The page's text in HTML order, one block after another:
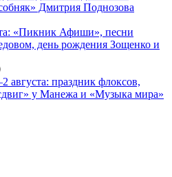
Дмитрия Поднозова
«Пикник Афиши», песни
день рождения Зощенко и
праздник флоксов,
у Манежа и «Музыка мира»